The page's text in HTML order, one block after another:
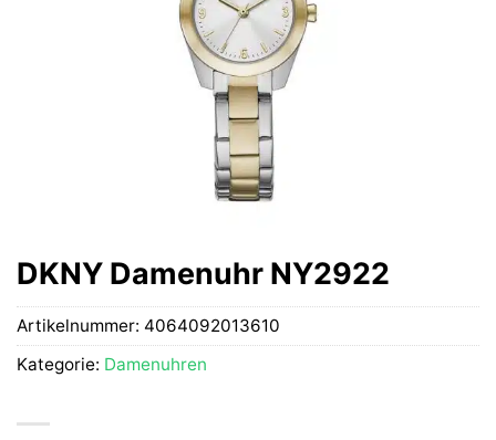
DKNY Damenuhr NY2922
Artikelnummer: 4064092013610
Kategorie: Damenuhren